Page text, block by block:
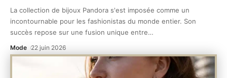
La collection de bijoux Pandora s'est imposée comme un
incontournable pour les fashionistas du monde entier. Son
succès repose sur une fusion unique entre…
Mode 22 juin 2026